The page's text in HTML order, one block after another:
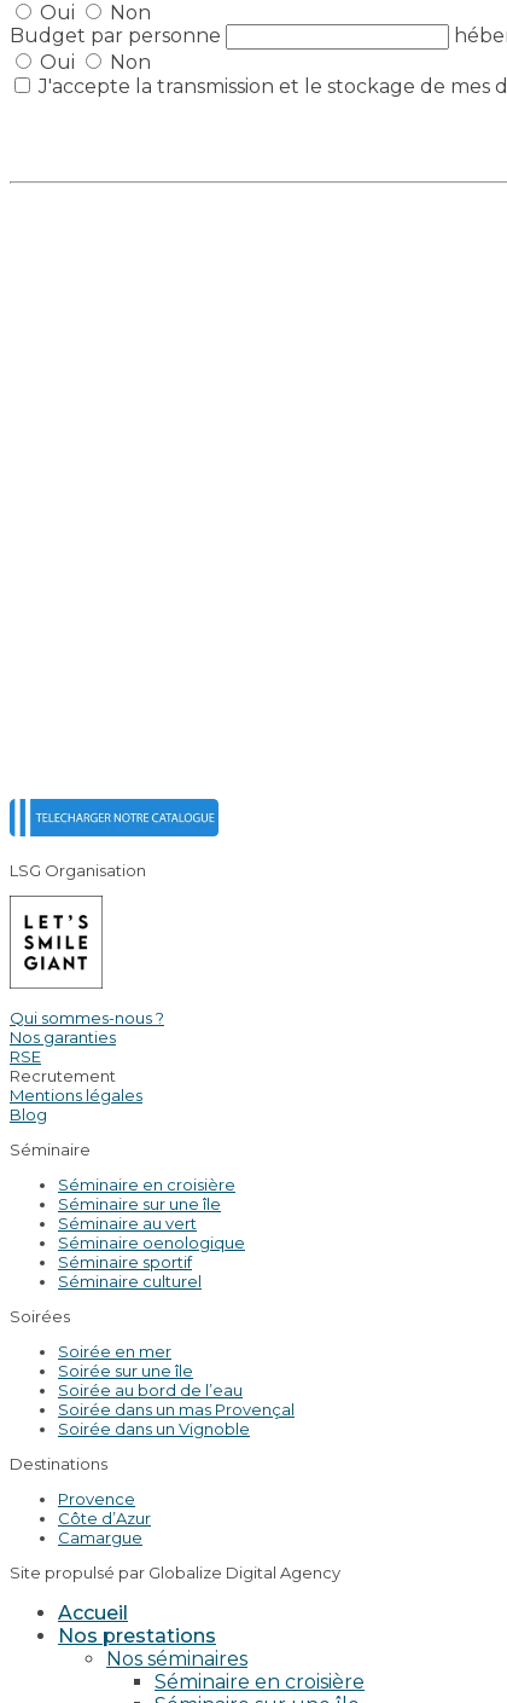
Oui
Non
Budget par personne
Oui
Non
J'accepte la transmission et le stockage de mes
LSG Organisation
Qui sommes-nous ?
Nos garanties
RSE
Recrutement
Mentions légales
Blog
Séminaire
Séminaire en croisière
Séminaire sur une île
Séminaire au vert
Séminaire oenologique
Séminaire sportif
Séminaire culturel
Soirées
Soirée en mer
Soirée sur une île
Soirée au bord de l’eau
Soirée dans un mas Provençal
Soirée dans un Vignoble
Destinations
Provence
Côte d’Azur
Camargue
Site propulsé par Globalize Digital Agency
Accueil
Nos prestations
Nos séminaires
Séminaire en croisière